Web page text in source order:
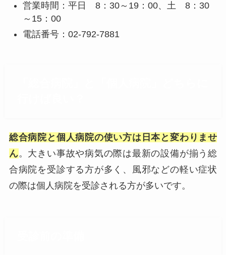
営業時間：平日 8：30～19：00、土 8：30
～15：00
電話番号：02-792-7881
総合病院と個人病院の使い方は日本と変わりませ
ん。大きい事故や病気の際は最新の設備が揃う総
合病院を受診する方が多く、風邪などの軽い症状
の際は個人病院を受診される方が多いです。